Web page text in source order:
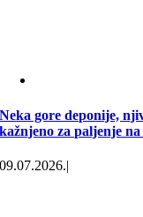
Neka gore deponije,
kažnjeno za paljenje
09.07.2026.|